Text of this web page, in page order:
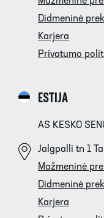
Didmeninė
Karjera
Privatumo
ESTIJA
AS KESKO
Jalgpalli tn 1
Mažmeninė
Didmeninė
Karjera